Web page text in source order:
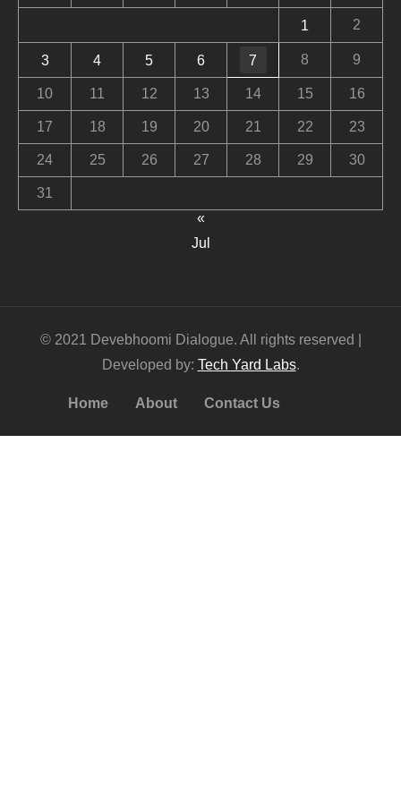
1 2
3 4 5 6 7 8 9
10 11 12 13 14 15 16
17 18 19 20 21 22 23
24 25 26 27 28 29 30
31
«
Jul
© 2021 Devebhoomi Dialogue. All rights reserved |
Developed by: Tech Yard Labs.
Home About Contact Us